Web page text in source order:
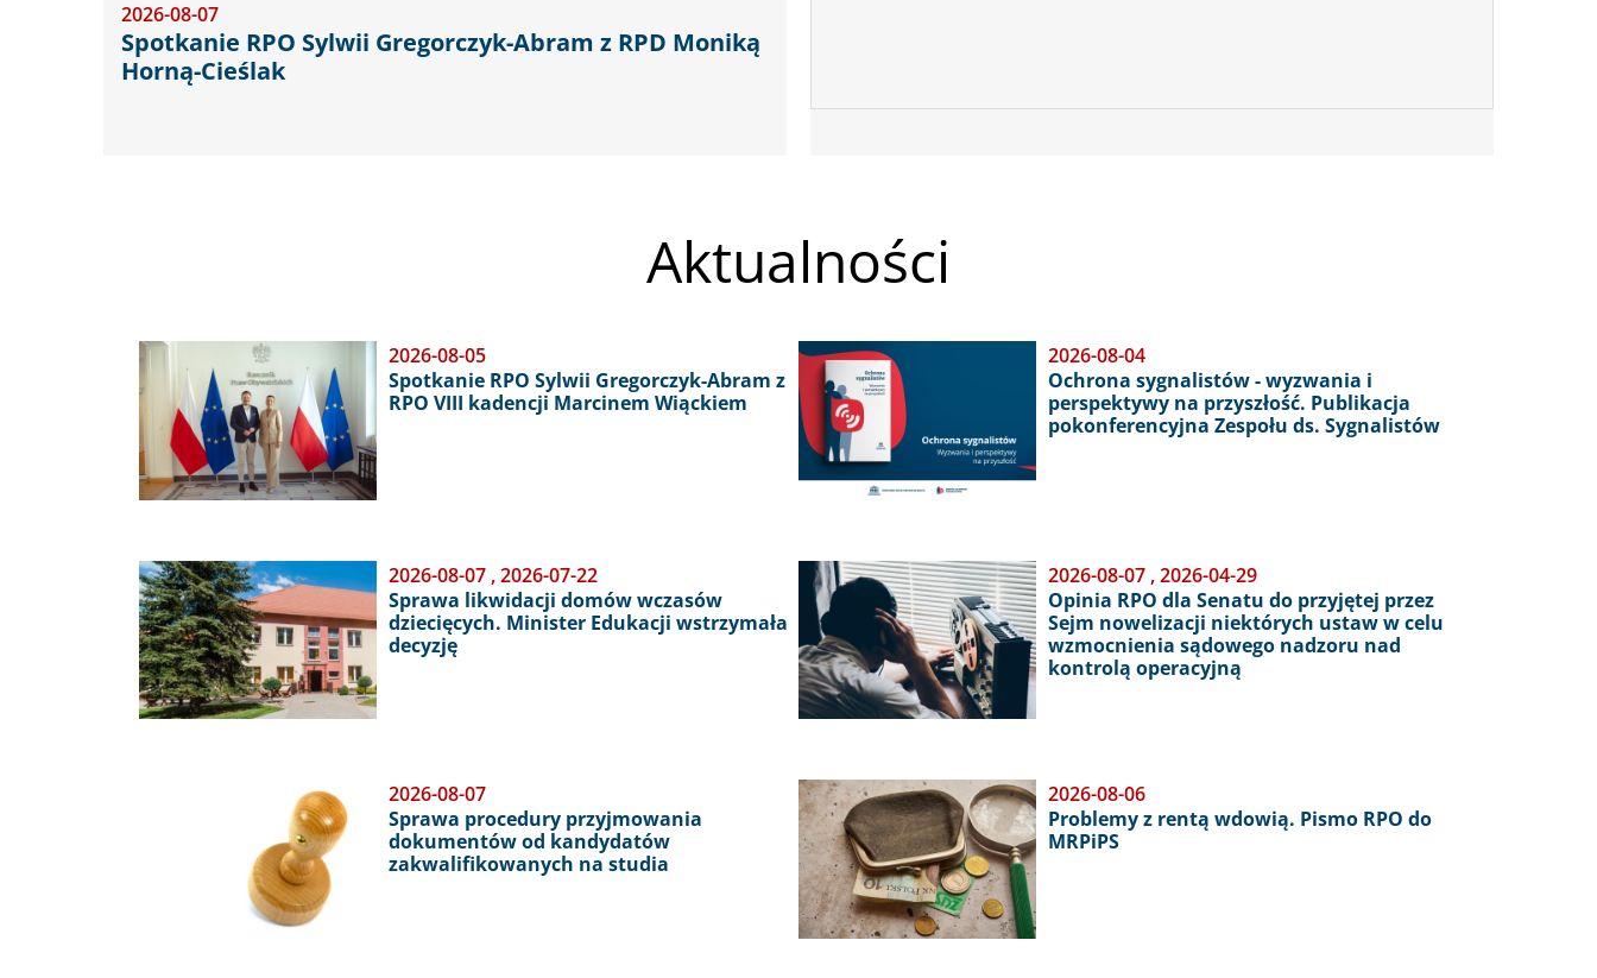
2026-08-07
Spotkanie RPO Sylwii Gregorczyk-Abram z RPD Moniką
Horną-Cieślak
Aktualności
Obraz
2026-08-05
Spotkanie RPO Sylwii Gregorczyk-Abram z
RPO VIII kadencji Marcinem Wiąckiem
Obraz
2026-08-04
Ochrona sygnalistów - wyzwania i
perspektywy na przyszłość. Publikacja
pokonferencyjna Zespołu ds. Sygnalistów
Obraz 2026-08-07 ,2026-07-22
Sprawa likwidacji domów wczasów
dziecięcych. Minister Edukacji wstrzymała
decyzję
Obraz 2026-08-07 ,2026-04-29
Opinia RPO dla Senatu do przyjętej przez
Sejm nowelizacji niektórych ustaw w celu
wzmocnienia sądowego nadzoru nad
kontrolą operacyjną
2026-08-07
Sprawa procedury przyjmowania
dokumentów od kandydatów
zakwalifikowanych na studia
Obraz
2026-08-06
Problemy z rentą wdowią. Pismo RPO do
MRPiPS